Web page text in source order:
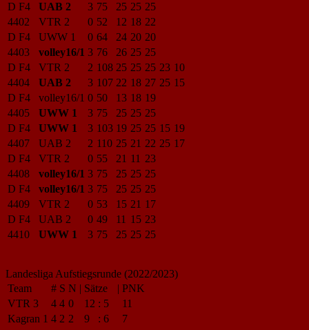
D F4
UAB 2 3 75 25 25 25
4402
VTR 2 0 52 12 18 22
D F4
UWW 1 0 64 24 20 20
4403
volley16/1 3 76 26 25 25
D F4
VTR 2 2 108 25 25 25 23 10
4404
UAB 2 3 107 22 18 27 25 15
D F4
volley16/1 0 50 13 18 19
4405
UWW 1 3 75 25 25 25
D F4
UWW 1 3 103 19 25 25 15 19
4407
UAB 2 2 110 25 21 22 25 17
D F4
VTR 2 0 55 21 11 23
4408
volley16/1 3 75 25 25 25
D F4
volley16/1 3 75 25 25 25
4409
VTR 2 0 53 15 21 17
D F4
UAB 2 0 49 11 15 23
4410
UWW 1 3 75 25 25 25
Landesliga Aufstiegsrunde (2022/2023)
Team
# S N | Sätze | PNK
VTR 3
4 4 0 12 : 5
11
Kagran 1 4 2 2 9 : 6
7